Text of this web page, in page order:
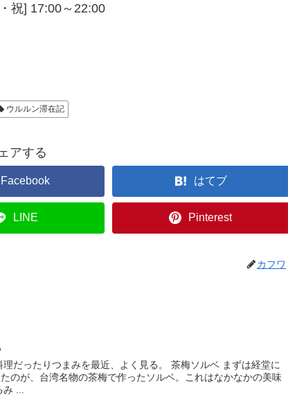
祝] 17:00～22:00
ウルルン滞在記
アする
Facebook はてブ
LINE Pinterest
カフワ
だったりつまみを最近、よく見る。 茶梅ソルベ まずは経堂に
のが、台湾名物の茶梅で作ったソルベ。これはなかなかの美味
...